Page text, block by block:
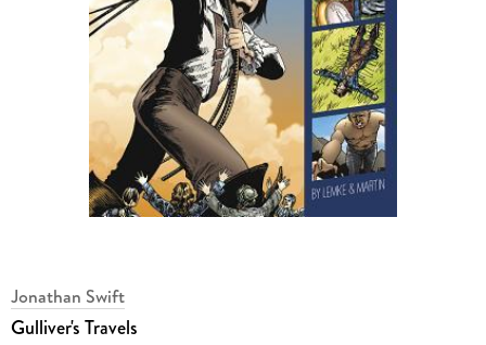
Jonathan Swift
Gulliver's Travels